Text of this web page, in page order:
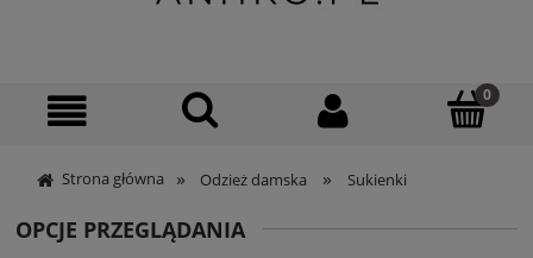
Strona główna » Odzież damska » Sukienki
OPCJE PRZEGLĄDANIA